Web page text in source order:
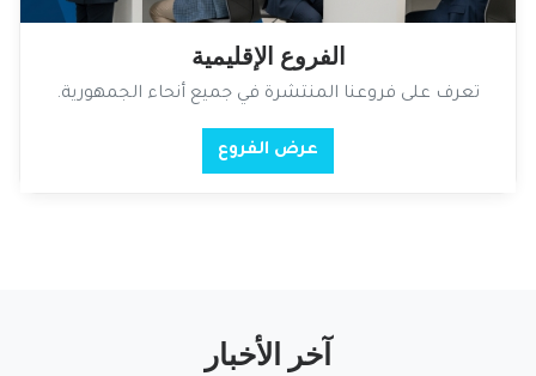
الفروع الإقليمية
تعرف على فروعنا المنتشرة في جميع أنحاء الجمهورية.
عرض الفروع
آخر الأخبار